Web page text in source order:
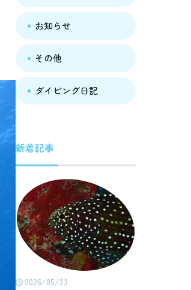
お知らせ
その他
ダイビング日記
新着記事
2026/05/23